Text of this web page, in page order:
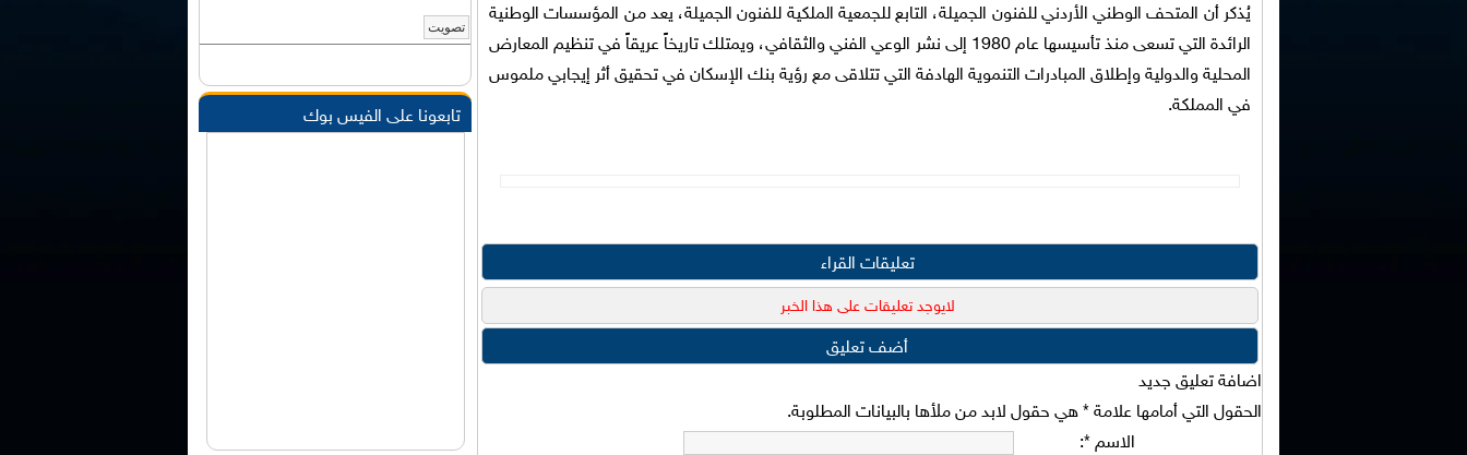
يُذكر أن المتحف الوطني الأردني للفنون الجميلة، التابع للجمعية الملكية للفنون الجميلة، يعد من المؤسسات الوطنية
الرائدة التي تسعى منذ تأسيسها عام 1980 إلى نشر الوعي الفني والثقافي، ويمتلك تاريخاً عريقاً في تنظيم المعارض
المحلية والدولية وإطلاق المبادرات التنموية الهادفة التي تتلاقى مع رؤية بنك الإسكان في تحقيق أثر إيجابي ملموس
في المملكة.
تعليقات القراء
لايوجد تعليقات على هذا الخبر
أضف تعليق
اضافة تعليق جديد
الحقول التي أمامها علامة * هي حقول لابد من ملأها بالبيانات المطلوبة.
الاسم*
:
تابعونا على الفيس بوك